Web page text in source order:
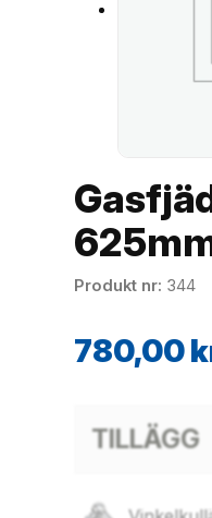
Produkt nr 344
780,00
TILLÄGG